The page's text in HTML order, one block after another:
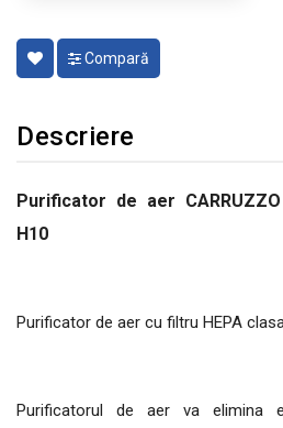
Compară
Descriere
Purificator de aer
H10
Purificator de aer cu filtru HEPA
Purificatorul de aer va elimina